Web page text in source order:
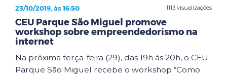
1113 visualizações
23/10/2019, às 16:50
CEU Parque São Miguel promove
workshop sobre empreendedorismo na
internet
Na próxima terça-feira (29), das 19h às 20h, o CEU
Parque São Miguel recebe o workshop “Como